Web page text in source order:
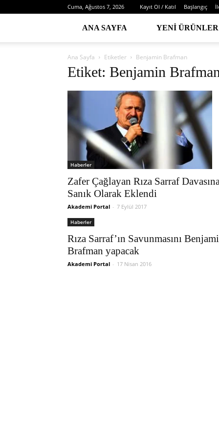
Cuma, Ağustos 7, 2026 Kayıt Ol / Katıl Başlangıç
ANA SAYFA YENI ÜRÜNLER
Ana Sayfa Etiketler Benjamin Brafman
Etiket: Benjamin Brafman
Haberler
Zafer Çağlayan Rıza Sarraf
Sanık Olarak Eklendi
Akademi Portal - 7 Eylül 2017
Haberler
Rıza Sarraf’ın Savunmasını
Brafman yapacak
Akademi Portal - 17 Nisan 2016